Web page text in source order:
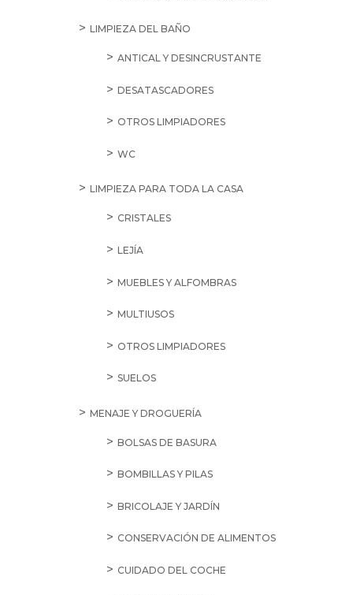
LIMPIEZA DEL BAÑO
ANTICAL Y DESINCRUSTANTE
DESATASCADORES
OTROS LIMPIADORES
WC
LIMPIEZA PARA TODA LA CASA
CRISTALES
LEJÍA
MUEBLES Y ALFOMBRAS
MULTIUSOS
OTROS LIMPIADORES
SUELOS
MENAJE Y DROGUERÍA
BOLSAS DE BASURA
BOMBILLAS Y PILAS
BRICOLAJE Y JARDÍN
CONSERVACIÓN DE ALIMENTOS
CUIDADO DEL COCHE